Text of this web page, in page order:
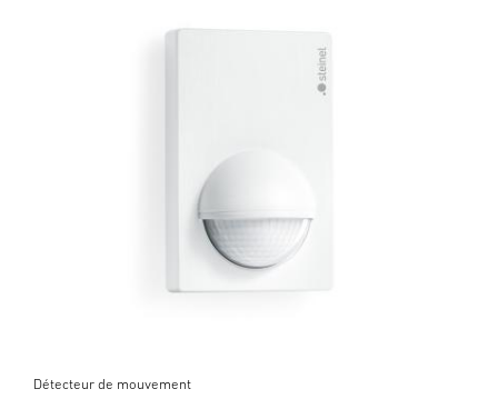
Détecteur de mouvement